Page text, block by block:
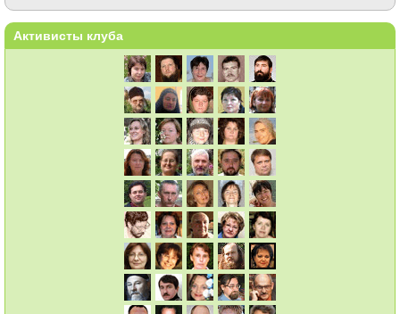
Активисты клуба